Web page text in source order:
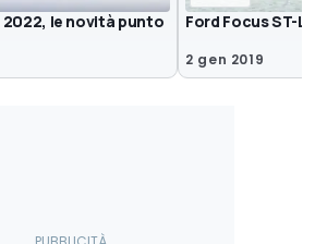
le novità punto
Ford Focus ST-
2 gen 2019